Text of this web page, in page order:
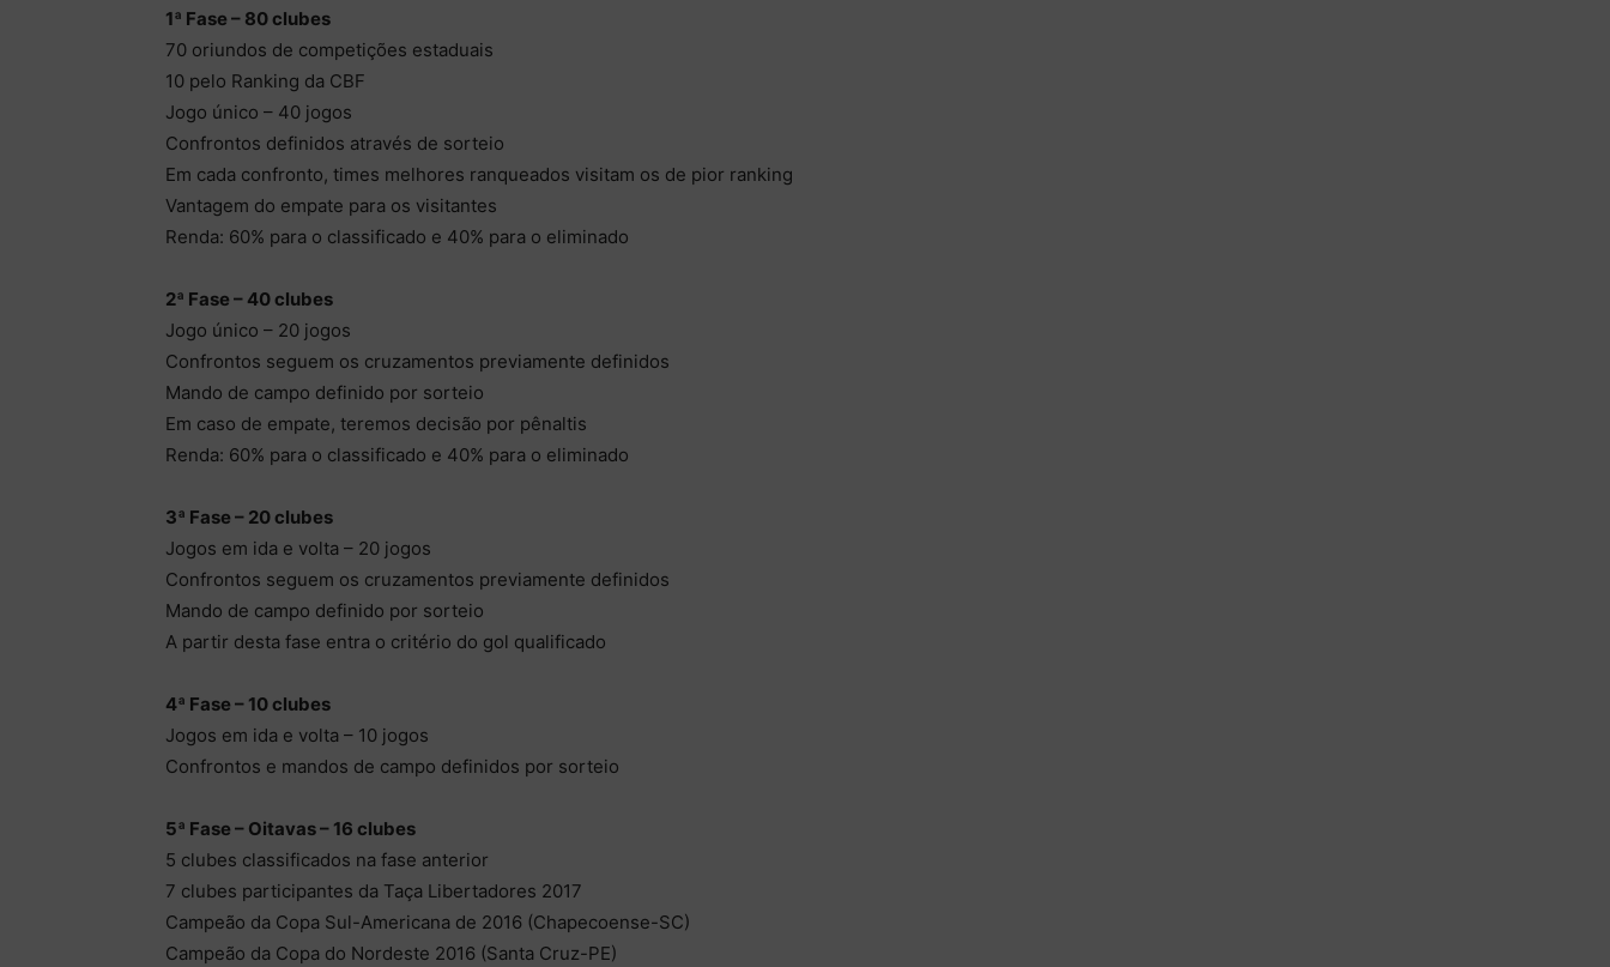
1ª Fase – 80 clubes
70 oriundos de competições estaduais
10 pelo Ranking da CBF
Jogo único – 40 jogos
Confrontos definidos através de sorteio
Em cada confronto, times melhores ranqueados visitam os de pior ranking
Vantagem do empate para os visitantes
Renda: 60% para o classificado e 40% para o eliminado
2ª Fase – 40 clubes
Jogo único – 20 jogos
Confrontos seguem os cruzamentos previamente definidos
Mando de campo definido por sorteio
Em caso de empate, teremos decisão por pênaltis
Renda: 60% para o classificado e 40% para o eliminado
3ª Fase – 20 clubes
Jogos em ida e volta – 20 jogos
Confrontos seguem os cruzamentos previamente definidos
Mando de campo definido por sorteio
A partir desta fase entra o critério do gol qualificado
4ª Fase – 10 clubes
Jogos em ida e volta – 10 jogos
Confrontos e mandos de campo definidos por sorteio
5ª Fase – Oitavas – 16 clubes
5 clubes classificados na fase anterior
7 clubes participantes da Taça Libertadores 2017
Campeão da Copa Sul-Americana de 2016 (Chapecoense-SC)
Campeão da Copa do Nordeste 2016 (Santa Cruz-PE)